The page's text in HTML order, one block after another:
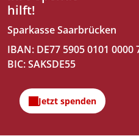
hilft!
Sparkasse Saarbrücken
IBAN: DE77 5905 0101 0000
BIC: SAKSDE55